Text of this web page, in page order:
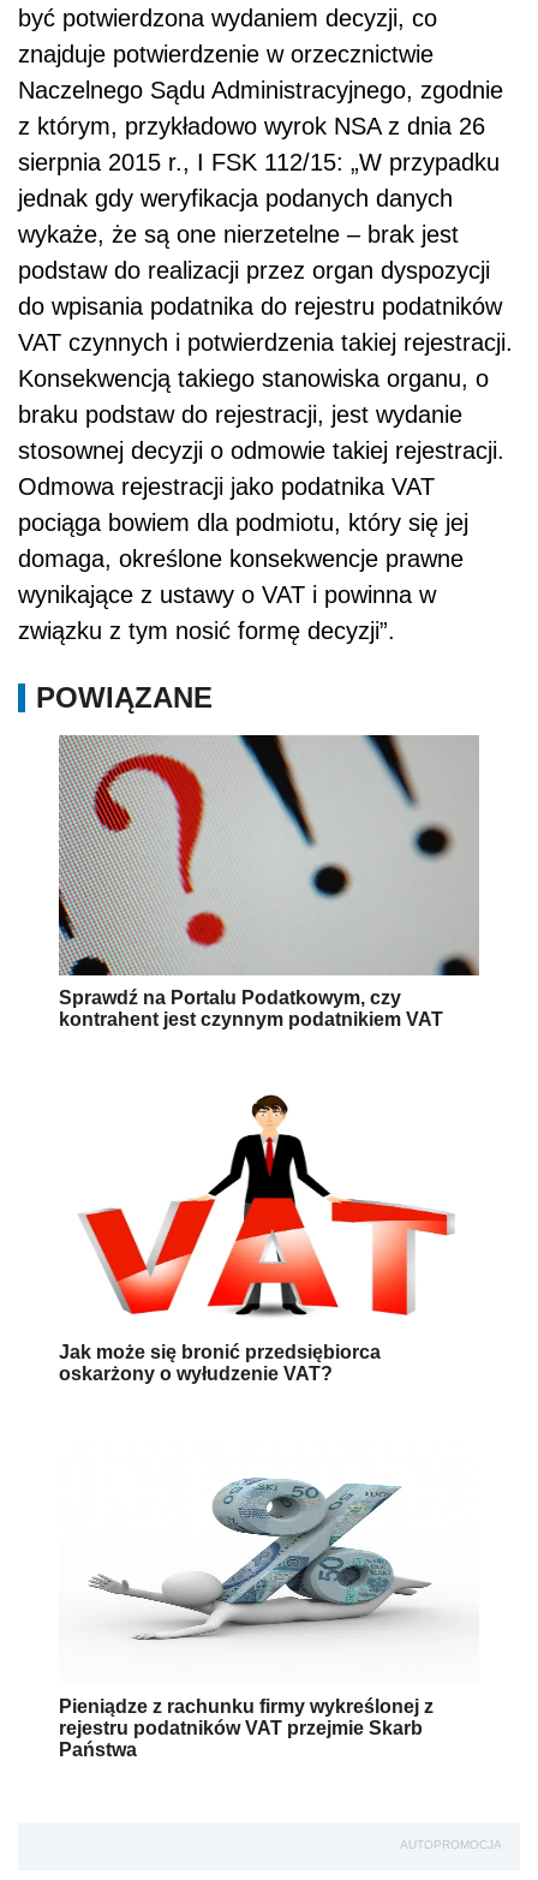
być potwierdzona wydaniem decyzji, co
znajduje potwierdzenie w orzecznictwie
Naczelnego Sądu Administracyjnego, zgodnie
z którym, przykładowo wyrok NSA z dnia 26
sierpnia 2015 r., I FSK 112/15: „W przypadku
jednak gdy weryfikacja podanych danych
wykaże, że są one nierzetelne – brak jest
podstaw do realizacji przez organ dyspozycji
do wpisania podatnika do rejestru podatników
VAT czynnych i potwierdzenia takiej rejestracji.
Konsekwencją takiego stanowiska organu, o
braku podstaw do rejestracji, jest wydanie
stosownej decyzji o odmowie takiej rejestracji.
Odmowa rejestracji jako podatnika VAT
pociąga bowiem dla podmiotu, który się jej
domaga, określone konsekwencje prawne
wynikające z ustawy o VAT i powinna w
związku z tym nosić formę decyzji”.
POWIĄZANE
Sprawdź na Portalu Podatkowym, czy
kontrahent jest czynnym podatnikiem VAT
Jak może się bronić przedsiębiorca
oskarżony o wyłudzenie VAT?
Pieniądze z rachunku firmy wykreślonej z
rejestru podatników VAT przejmie Skarb
Państwa
AUTOPROMOCJA